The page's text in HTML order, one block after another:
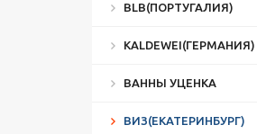
BLB(ПОРТУГАЛИЯ)
KALDEWEI(ГЕРМАНИЯ)
ВАННЫ УЦЕНКА
ВИЗ(ЕКАТЕРИНБУРГ)